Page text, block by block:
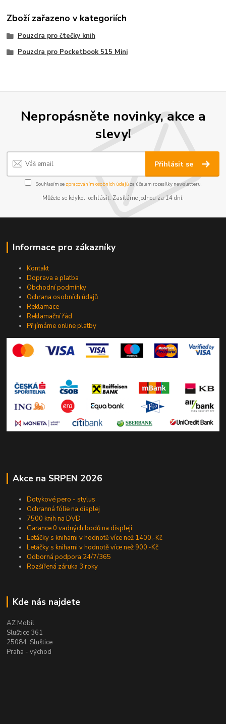
Zboží zařazeno v kategoriích
Pouzdra pro čtečky knih
Pouzdra pro Pocketbook 515 Mini
Nepropásněte novinky, akce a
slevy!
Přihlásit se
Souhlasím se zpracováním osobních údajůza účelem rozesílky newsletteru.
Můžete se kdykoli odhlásit. Zasíláme jednou za 14 dní.
Informace pro zákazníky
Kontakt
Doprava a platba
Obchodní podmínky
Ochrana osobních údajů
Reklamace
Reklamační řád
Přijímáme online platby
Akce na SRPEN 2026
Dotykové pero - stylus
Ochranná fólie na displej
7500 knih na DVD
Garance 0 vadných bodů na displeji
Letáčky s knihami v hodnotě více než 1400,-Kč
Letáčky s knihami v hodnotě více než 900,-Kč
Odborná podpora 24/7/365
Rozšířená záruka 3 roky
Kde nás najdete
AZ Mobil
Sluštice 361
25084 Sluštice
Praha - východ